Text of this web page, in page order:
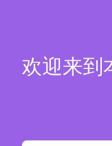
欢迎来到